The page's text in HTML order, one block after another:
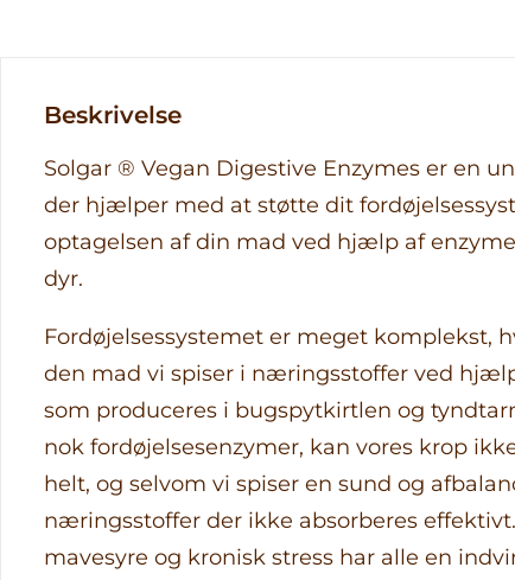
Beskrivelse
Solgar ® Vegan Digestive Enzymes er en
der hjælper med at støtte dit
optagelsen af din mad ved hjælp af
dyr.
Fordøjelsessystemet er meget komplekst,
den mad vi spiser i næringsstoffer ved
som produceres i bugspytkirtlen og
nok fordøjelsesenzymer, kan vores krop
helt, og selvom vi spiser en sund og
næringsstoffer der ikke absorberes
mavesyre og kronisk stress har alle en